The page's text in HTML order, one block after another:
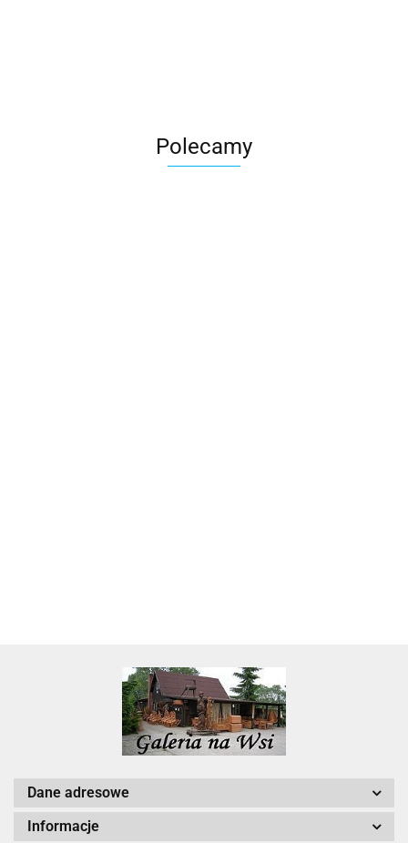
Polecamy
Dane adresowe
Informacje